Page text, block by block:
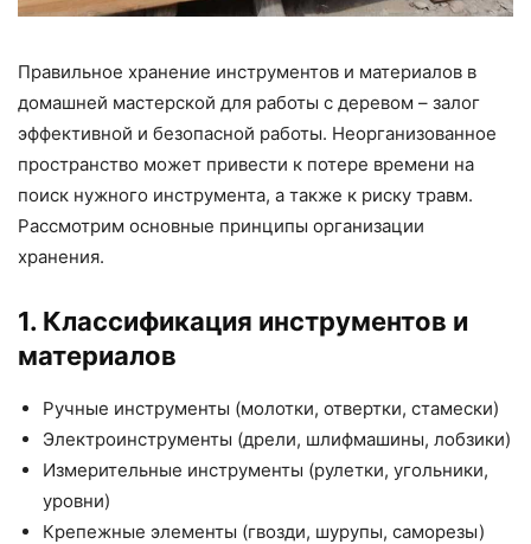
Правильное хранение инструментов и материалов в
домашней мастерской для работы с деревом – залог
эффективной и безопасной работы. Неорганизованное
пространство может привести к потере времени на
поиск нужного инструмента, а также к риску травм.
Рассмотрим основные принципы организации
хранения.
1. Классификация инструментов и
материалов
Ручные инструменты (молотки, отвертки, стамески)
Электроинструменты (дрели, шлифмашины, лобзики)
Измерительные инструменты (рулетки, угольники,
уровни)
Крепежные элементы (гвозди, шурупы, саморезы)